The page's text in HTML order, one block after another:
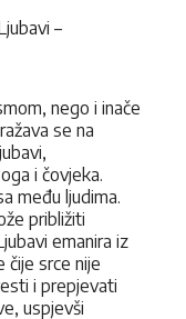
–
nego i inače
se na
i čovjeka.
među ljudima.
približiti
emanira iz
čije srce nije
i prepjevati
uspjevši